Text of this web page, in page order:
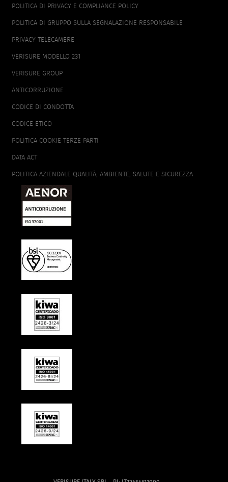
POLITICA DI PRIVACY E COMPLIANCE POLICY
POLITICA DI GRUPPO SULLA SEGNALAZIONE RESPONSABILE
PRIVACY TELECAMERE
VERISURE MODELLO 231
VERISURE GROUP
ANTICORRUZIONE
CODICE DI CONDOTTA
CODICE ETICO
POLITICA COOKIE TERZE PARTI
DATA ACT
POLITICA AZIENDALE QUALITÀ, AMBIENTE, SALUTE E SICUREZZA